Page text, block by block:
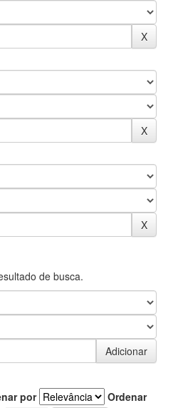
de busca.
por
Ordenar